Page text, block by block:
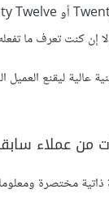
إن كنت تعرف ما
عالية ليقنع
من عملاء
مختصرة